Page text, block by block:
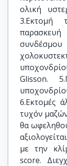
ολική
3.Εκτομή
Glisson.
6.Εκτομές
τυχόν
θα
με την
score.